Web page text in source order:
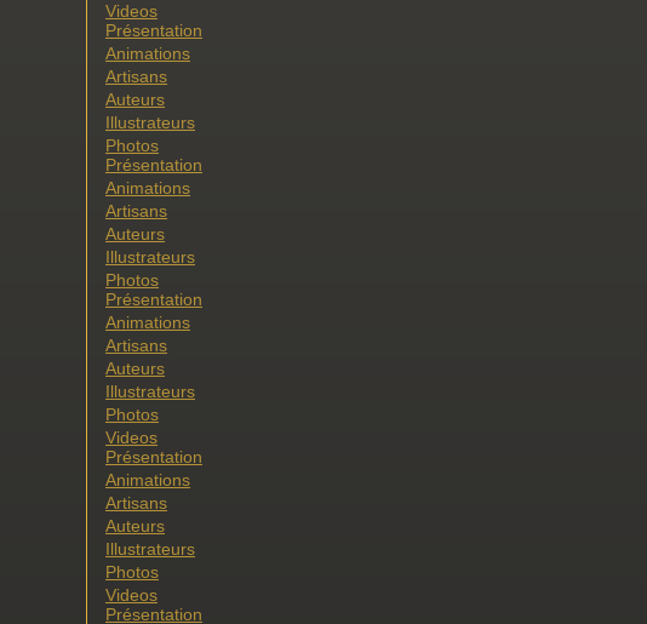
Videos
Présentation
Animations
Artisans
Auteurs
Illustrateurs
Photos
Présentation
Animations
Artisans
Auteurs
Illustrateurs
Photos
Présentation
Animations
Artisans
Auteurs
Illustrateurs
Photos
Videos
Présentation
Animations
Artisans
Auteurs
Illustrateurs
Photos
Videos
Présentation